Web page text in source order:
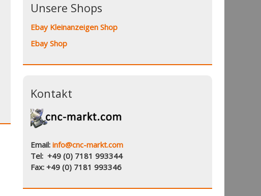
Unsere Shops
Ebay Kleinanzeigen Shop
Ebay Shop
Kontakt
Email: info@cnc-markt.com
Tel: +49 (0) 7181 993344
Fax: +49 (0) 7181 993346